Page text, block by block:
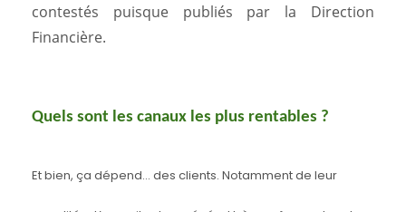
contestés puisque publiés par la Direction
Financière.
Quels sont les canaux les plus rentables ?
Et bien, ça dépend… des clients. Notamment de leur